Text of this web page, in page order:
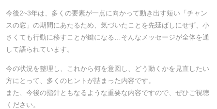
今後2~3年は、多くの要素が一点に向かって動き出す短い「チャン
スの窓」の期間にあたるため、気づいたことを先延ばしにせず、小
さくても行動に移すことが鍵になる…そんなメッセージが全体を通
して語られています。
今の状況を整理し、これから何を意図し、どう動くかを見直したい
方にとって、多くのヒントが詰まった内容です。
また、今後の指針ともなるような重要な内容ですので、ぜひご視聴
ください。